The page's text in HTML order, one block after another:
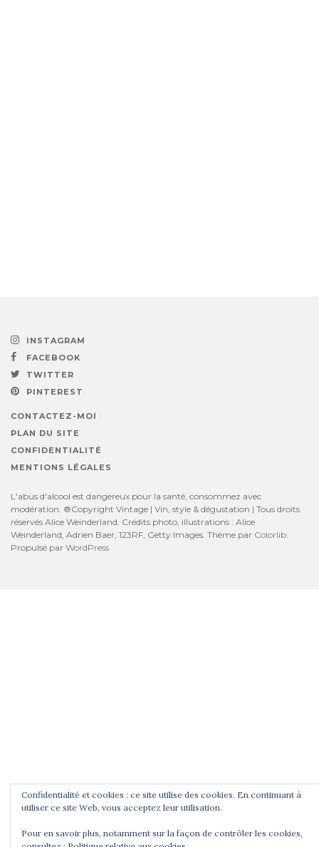
INSTAGRAM
FACEBOOK
TWITTER
PINTEREST
CONTACTEZ-MOI
PLAN DU SITE
CONFIDENTIALITÉ
MENTIONS LÉGALES
L'abus d'alcool est dangereux pour la santé, consommez avec
modération. ®Copyright Vintage | Vin, style & dégustation | Tous droits
réservés Alice Weinderland. Crédits photo, illustrations : Alice
Weinderland, Adrien Baer, 123RF, Getty Images. Thème par Colorlib
Propulsé par WordPress
Confidentialité et cookies : ce site utilise des cookies. En continuant à
utiliser ce site Web, vous acceptez leur utilisation.
Pour en savoir plus, notamment sur la façon de contrôler les cookies,